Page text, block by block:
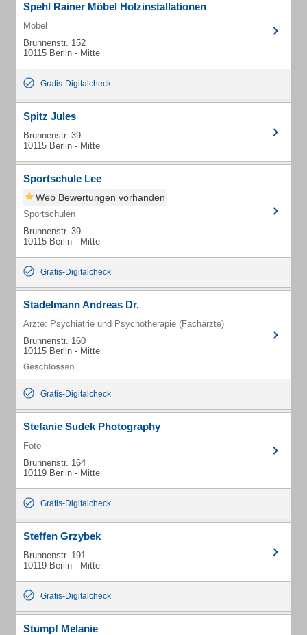
Spehl Rainer Möbel Holzinstallationen
Möbel
Brunnenstr. 152
10115 Berlin - Mitte
Gratis-Digitalcheck
Spitz Jules
Brunnenstr. 39
10115 Berlin - Mitte
Sportschule Lee
Web Bewertungen vorhanden
Sportschulen
Brunnenstr. 39
10115 Berlin - Mitte
Gratis-Digitalcheck
Stadelmann Andreas Dr.
Ärzte: Psychiatrie und Psychotherapie (Fachärzte)
Brunnenstr. 160
10115 Berlin - Mitte
Gratis-Digitalcheck
Stefanie Sudek Photography
Foto
Brunnenstr. 164
10119 Berlin - Mitte
Gratis-Digitalcheck
Steffen Grzybek
Brunnenstr. 191
10119 Berlin - Mitte
Gratis-Digitalcheck
Stumpf Melanie